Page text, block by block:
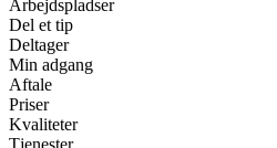
Arbejdspladser
Del et tip
Deltager
Min adgang
Aftale
Priser
Kvaliteter